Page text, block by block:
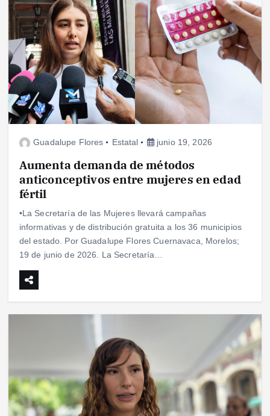
Guadalupe Flores Estatal junio 19, 2026
Aumenta demanda de métodos
anticonceptivos entre mujeres en edad
fértil
•La Secretaría de las Mujeres llevará campañas
informativas y de distribución gratuita a los 36 municipios
del estado. Por Guadalupe Flores Cuernavaca, Morelos;
19 de junio de 2026. La Secretaría…